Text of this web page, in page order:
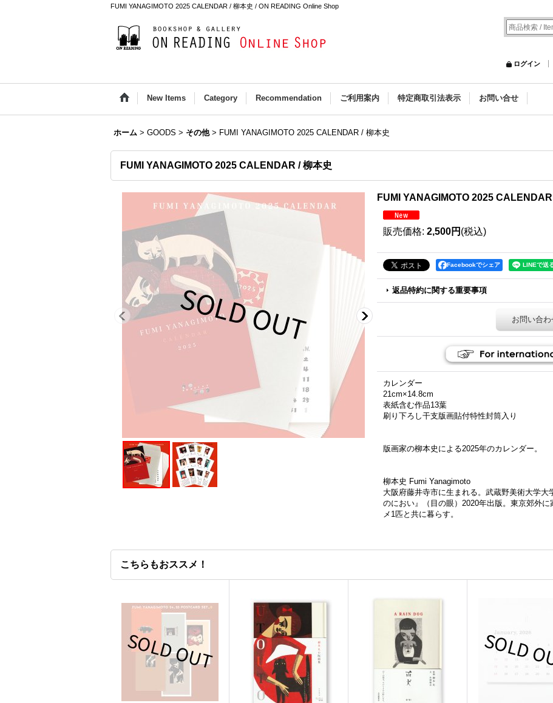
FUMI YANAGIMOTO 2025 CALENDAR / 柳本史 / ON READING Online Shop
ログイン
New Items Category Recommendation ご利用案内 特定商取引法表示 お問い合せ
ホーム > GOODS > その他 > FUMI YANAGIMOTO 2025 CALENDAR / 柳本史
FUMI YANAGIMOTO 2025 CALENDAR / 柳本史
FUMI YANAGIMOTO 2025 CALENDAR
販売価格: 2,500円 (税込)
Facebookでシェア
返品特約に関する重要事項
お問い合わ
カレンダー
21cm×14.8cm
表紙含む作品13葉
刷り下ろし干支版画貼付特性封筒入り
版画家の柳本史による2025年のカレンダー。
柳本史 Fumi Yanagimoto
大阪府藤井寺市に生まれる。武蔵野美術大学
のにおい』（目の眼）2020年出版。東京郊外
メ1匹と共に暮らす。
こちらもおススメ！